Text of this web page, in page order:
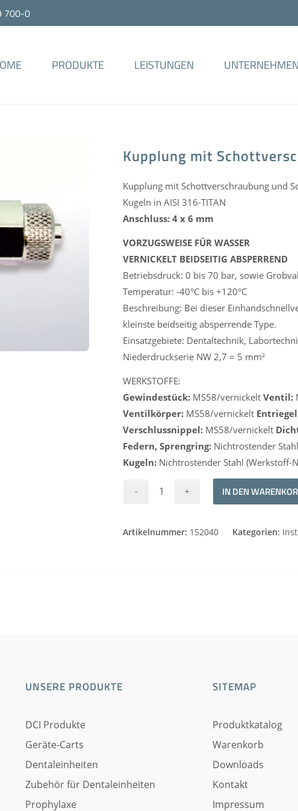
700-0
PRODUKTE LEISTUNGEN UNTERNEHMEN
Kupplung mit
Kupplung mit Schottverschraubung und
Kugeln in AISI 316-TITAN
Anschluss: 4 x 6 mm
VORZUGSWEISE FÜR WASSER
VERNICKELT BEIDSEITIG ABSPERREND
Betriebsdruck: 0 bis 70 bar, sowie
Temperatur: -40°C bis +120°C
Beschreibung: Bei dieser
kleinste beidseitig absperrende Type.
Einsatzgebiete: Dentaltechnik,
Niederdruckserie NW 2,7 = 5 mm²
WERKSTOFFE:
Gewindestück:MS58/vernickelt Ventil:
Ventilkörper:MS58/vernickelt
Verschlussnippel:MS58/vernickelt
Federn, Sprengring:Nichtrostender
Kugeln:Nichtrostender Stahl (Werkstoff-
IN DEN
Artikelnummer: 152040 Kategorien:
UNSERE PRODUKTE
DCI Produkte
Geräte-Carts
Dentaleinheiten
Zubehör für Dentaleinheiten
Prophylaxe
SITEMAP
Produktkatalog
Warenkorb
Downloads
Kontakt
Impressum